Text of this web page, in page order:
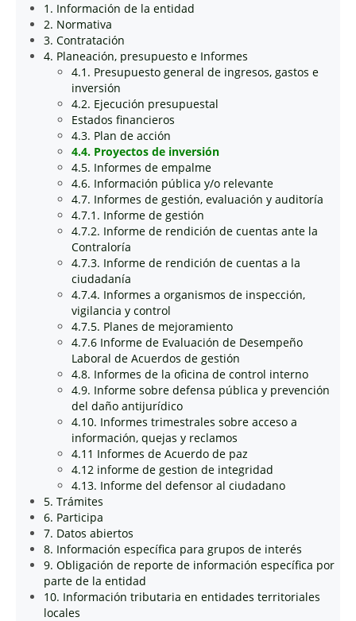
1. Información de la entidad
2. Normativa
3. Contratación
4. Planeación, presupuesto e Informes
4.1. Presupuesto general de ingresos, gastos e
inversión
4.2. Ejecución presupuestal
Estados financieros
4.3. Plan de acción
4.4. Proyectos de inversión
4.5. Informes de empalme
4.6. Información pública y/o relevante
4.7. Informes de gestión, evaluación y auditoría
4.7.1. Informe de gestión
4.7.2. Informe de rendición de cuentas ante la
Contraloría
4.7.3. Informe de rendición de cuentas a la
ciudadanía
4.7.4. Informes a organismos de inspección,
vigilancia y control
4.7.5. Planes de mejoramiento
4.7.6 Informe de Evaluación de Desempeño
Laboral de Acuerdos de gestión
4.8. Informes de la oficina de control interno
4.9. Informe sobre defensa pública y prevención
del daño antijurídico
4.10. Informes trimestrales sobre acceso a
información, quejas y reclamos
4.11 Informes de Acuerdo de paz
4.12 informe de gestion de integridad
4.13. Informe del defensor al ciudadano
5. Trámites
6. Participa
7. Datos abiertos
8. Información específica para grupos de interés
9. Obligación de reporte de información específica por
parte de la entidad
10. Información tributaria en entidades territoriales
locales